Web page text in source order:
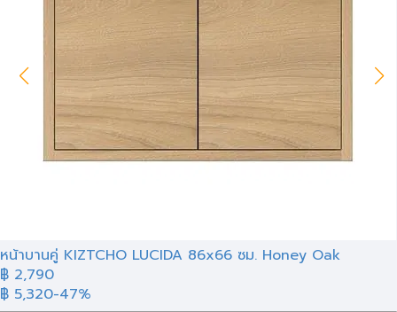
หน้าบานคู่ KIZTCHO LUCIDA 86x66 ซม. Honey Oak
฿ 2,790
฿ 5,320-47%